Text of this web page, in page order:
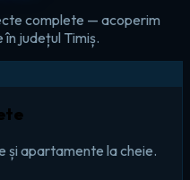
complete — acoperim
județul Timiș.
și apartamente la cheie.